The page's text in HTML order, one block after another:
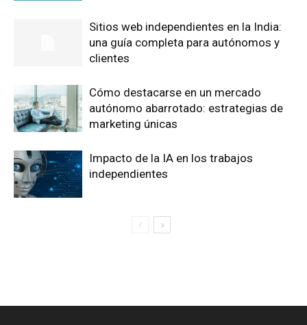
Sitios web independientes en la India:
una guía completa para autónomos y
clientes
Cómo destacarse en un mercado
autónomo abarrotado: estrategias de
marketing únicas
Impacto de la IA en los trabajos
independientes